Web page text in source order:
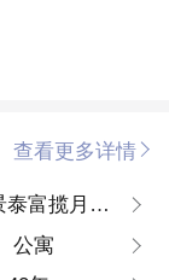
查看更多详情
富揽月臻翠府
公寓